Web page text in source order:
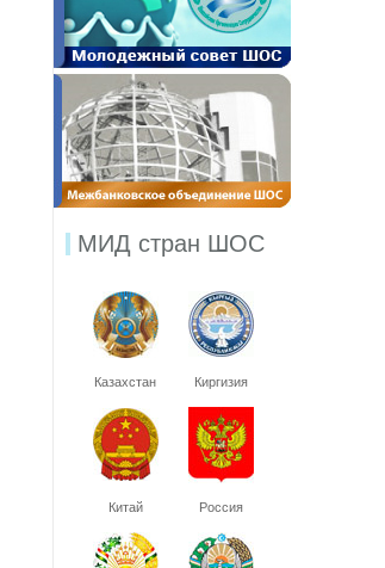
МИД стран ШОС
Казахстан Киргизия
Китай Россия